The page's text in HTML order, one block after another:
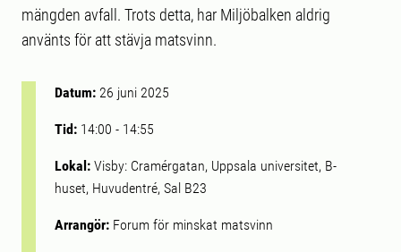
mängden avfall. Trots detta, har Miljöbalken aldrig
använts för att stävja matsvinn.
Datum: 26 juni 2025
Tid: 14:00 - 14:55
Lokal: Visby: Cramérgatan, Uppsala universitet, B-
huset, Huvudentré, Sal B23
Arrangör: Forum för minskat matsvinn